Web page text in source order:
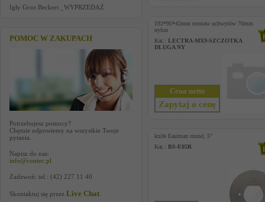
Igły Groz Beckert _WYPRZEDAŻ
POMOC W ZAKUPACH
Potrzebujesz pomocy?
Chętnie odpowiemy na wszystkie Twoje
pytania.
Napisz do nas:
info@contec.pl
Zadzwoń: tel.: (42) 227 11 40
Skontaktuj się przez Live Chat
192*95*42mm rozstaw uchwytów 70mm
nylon
Kat.: LECTRA-MX9-SZCZOTKA
DLUGA NY
Cena netto
Zapytaj o cenę
knife Eastman round, 5"
Kat.: BS-E05R